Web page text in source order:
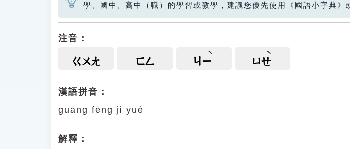
學、國中、高中（職）的學習或教學，建議您優先使用《國語小字典》
注音：
ㄍㄨㄤ ㄈㄥ ㄐㄧ ㄩㄝ
漢語拼音：
guāng fēng jì yuè
解釋：